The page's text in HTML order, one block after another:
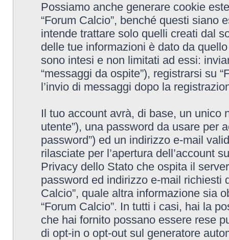
Possiamo anche generare cookie
“Forum Calcio”, benché questi siano
intende trattare solo quelli creati dal
delle tue informazioni è dato da
sono intesi e non limitati ad essi:
“messaggi da ospite”), registrarsi su
l’invio di messaggi dopo la
Il tuo account avrà, di base, un unico
utente”), una password da usare per
password”) ed un indirizzo e-mail
rilasciate per l’apertura dell’account
Privacy dello Stato che ospita il
password ed indirizzo e-mail richiesti
Calcio”, quale altra informazione sia
“Forum Calcio”. In tutti i casi, hai la
che hai fornito possano essere rese
di opt-in o opt-out sul generatore